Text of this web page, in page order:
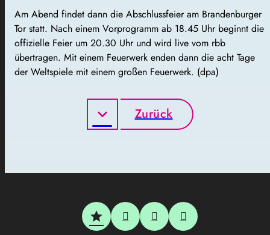
Am Abend findet dann die Abschlussfeier am Brandenburger
Tor statt. Nach einem Vorprogramm ab 18.45 Uhr beginnt die
offizielle Feier um 20.30 Uhr und wird live vom rbb
übertragen. Mit einem Feuerwerk enden dann die acht Tage
der Weltspiele mit einem großen Feuerwerk. (dpa)
Zurück